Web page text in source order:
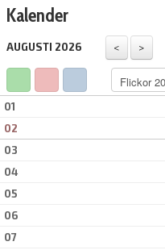
Kalender
AUGUSTI 2026
01
02
03
04
05
06
07